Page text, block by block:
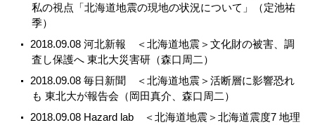
私の視点「北海道地震の現地の状況について」（定池祐
季）
2018.09.08 河北新報 ＜北海道地震＞文化財の被害、調
査し保護へ 東北大災害研（森口周二）
2018.09.08 毎日新聞 ＜北海道地震＞活断層に影響恐れ
も 東北大が報告会（岡田真介、森口周二）
2018.09.08 Hazard lab ＜北海道地震＞北海道震度7 地理